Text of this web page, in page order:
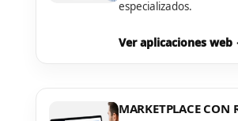
especializados.
Ver aplicaciones web
MARKETPLACE CON